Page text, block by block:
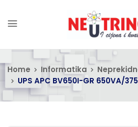
Home Informatika
UPS APC BV650I-GR 650VA/